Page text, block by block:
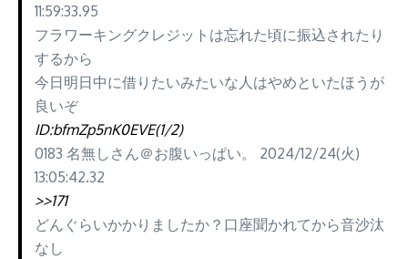
11:59:33.95
フラワーキングクレジットは忘れた頃に振込されたり
するから
今日明日中に借りたいみたいな人はやめといたほうが
良いぞ
ID:bfmZp5nK0EVE(1/2)
0183 名無しさん＠お腹いっぱい。 2024/12/24(火)
13:05:42.32
>>171
どんぐらいかかりましたか？口座聞かれてから音沙汰
なし